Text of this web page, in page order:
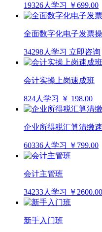
19326人学习 ￥699.00
全面数字化电子发票
34298人学习 立即咨询
会计实操上岗速成班
824人学习 ￥ 198.00
企业所得税汇算清缴
60336人学习 ￥799.00
会计主管班
34233人学习 ￥2600.00
新手入门班